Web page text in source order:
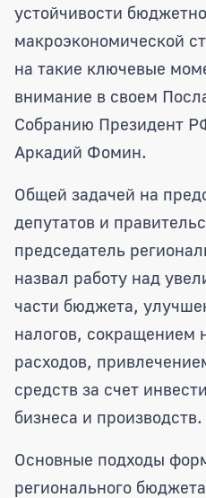
устойчивости
макроэкономической
на такие ключевые
внимание в своем
Собранию Президент
Аркадий Фомин.
Общей задачей на
депутатов и
председатель
назвал работу над
части бюджета,
налогов, сокращением
расходов,
средств за счет
бизнеса и производств.
Основные подходы
регионального